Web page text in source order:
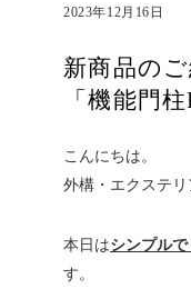
2023年12月16日
新商品の
「機能門柱
こんにちは。
外構・エクステリ
本日はシンプル
す。